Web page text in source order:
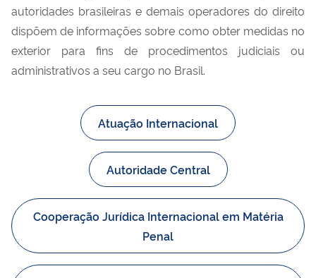
autoridades brasileiras e demais operadores do direito
dispõem de informações sobre como obter medidas no
exterior para fins de procedimentos judiciais ou
administrativos a seu cargo no Brasil.
Atuação Internacional
Autoridade Central
Cooperação Jurídica Internacional em Matéria
Penal